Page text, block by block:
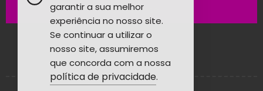
Inscrever-se
garantir a sua melhor
experiência no nosso site.
Se continuar a utilizar o
nosso site, assumiremos
que concorda com a nossa
política de privacidade.